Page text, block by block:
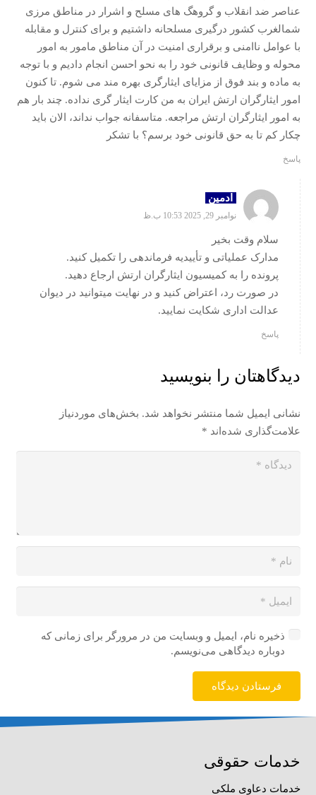
عناصر ضد انقلاب و گروهگ های مسلح و اشرار در مناطق مرزی
شمالغرب کشور درگیری مسلحانه داشتیم و برای کنترل و مقابله
با عوامل ناامنی و برقراری امنیت در آن مناطق مامور به امور
محوله و وظایف قانونی خود را به نحو احسن انجام دادیم و با توجه
به ماده و بند فوق از مزایای ایثارگری بهره مند می شوم. تا کنون
امور ایثارگران ارتش ایران به من کارت ایثار گری نداده. چند بار هم
به امور ایثارگران ارتش مراجعه. متاسفانه جواب نداند، الان باید
چکار کم تا به حق قانونی خود برسم؟ با تشکر
پاسخ
ادمین
نوامبر 29, 2025 10:53 ب.ظ
سلام وقت بخیر
مدارک عملیاتی و تأییدیه فرماندهی را تکمیل کنید.
پرونده را به کمیسیون ایثارگران ارتش ارجاع دهید.
در صورت رد، اعتراض کنید و در نهایت میتوانید در دیوان
عدالت اداری شکایت نمایید.
پاسخ
دیدگاهتان را بنویسید
نشانی ایمیل شما منتشر نخواهد شد. بخش‌های موردنیاز
علامت‌گذاری شده‌اند *
ذخیره نام، ایمیل و وبسایت من در مرورگر برای زمانی که
دوباره دیدگاهی می‌نویسم.
فرستادن دیدگاه
خدمات حقوقی
خدمات دعاوی ملکی